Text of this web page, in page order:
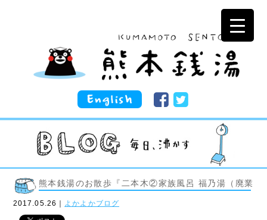
熊本銭湯のお散歩『二本木②家族風呂 福乃湯（廃業）
2017.05.26｜ よかよかブログ